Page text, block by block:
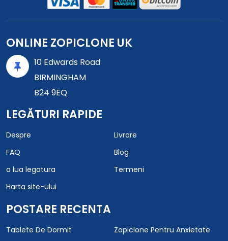
ONLINE ZOPICLONE UK
10 Edwards Road
BIRMINGHAM
B24 9EQ
LEGĂTURI RAPIDE
Despre
Livrare
FAQ
Blog
a lua legatura
Termeni
Harta site-ului
POSTARE RECENTA
Tablete De Dormit Zopiclone Pentru Anxietate